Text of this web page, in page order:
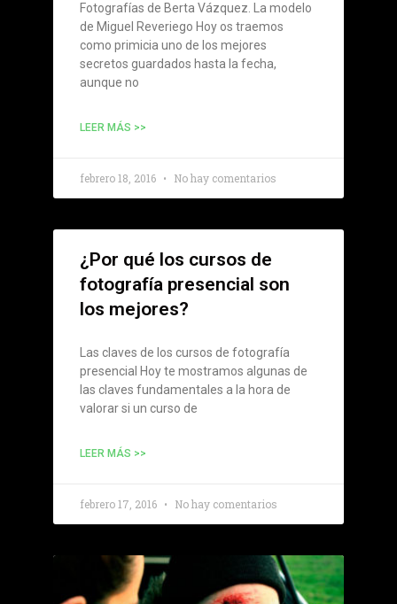
Fotografías de Berta Vázquez. La modelo
de Miguel Reveriego Hoy os traemos
como primicia uno de los mejores
secretos guardados hasta la fecha,
aunque no
LEER MÁS >>
febrero 18, 2016 No hay comentarios
¿Por qué los cursos de
fotografía presencial son
los mejores?
Las claves de los cursos de fotografía
presencial Hoy te mostramos algunas de
las claves fundamentales a la hora de
valorar si un curso de
LEER MÁS >>
febrero 17, 2016 No hay comentarios